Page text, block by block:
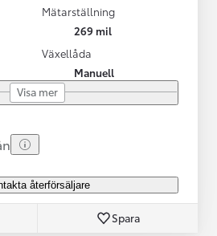
Mätarställning
269 mil
Växellåda
Manuell
Visa mer
återförsäljare
Spara